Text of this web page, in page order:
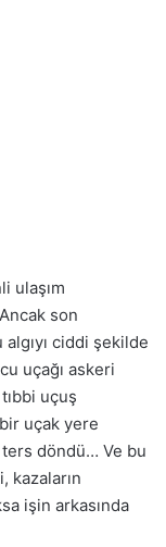
ulaşım
son
ciddi şekilde
uçağı askeri
uçuş
uçak yere
ters döndü… Ve bu
kazaların
işin arkasında